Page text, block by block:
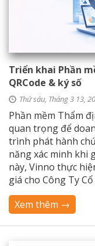
Triển khai Phần
QRCode & ký số
Thứ sáu, Tháng 3 13,
Phần mềm Thẩm
quan trọng để
trình phát hành
năng xác minh khi
này, Vinno thực
giá cho Công Ty
Xem thêm →